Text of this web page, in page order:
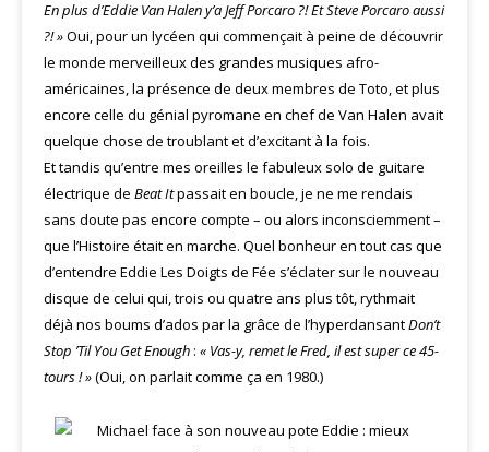
En plus d’Eddie Van Halen y’a Jeff Porcaro ?! Et Steve Porcaro aussi
?! »Oui, pour un lycéen qui commençait à peine de découvrir
le monde merveilleux des grandes musiques afro-
américaines, la présence de deux membres de Toto, et plus
encore celle du génial pyromane en chef de Van Halen avait
quelque chose de troublant et d’excitant à la fois.
Et tandis qu’entre mes oreilles le fabuleux solo de guitare
électrique de Beat Itpassait en boucle, je ne me rendais
sans doute pas encore compte – ou alors inconsciemment –
que l’Histoire était en marche. Quel bonheur en tout cas que
d’entendre Eddie Les Doigts de Fée s’éclater sur le nouveau
disque de celui qui, trois ou quatre ans plus tôt, rythmait
déjà nos boums d’ados par la grâce de l’hyperdansantDon’t
Stop ’Til You Get Enough : « Vas-y, remet le Fred, il est super ce 45-
tours ! »(Oui, on parlait comme ça en 1980.)